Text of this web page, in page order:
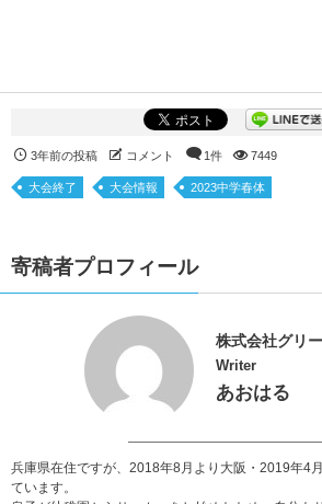
3年前の投稿 コメント 1件 7449
大会終了 大会情報 2023中学春体
寄稿者プロフィール
株式会社グリ
Writer
あおはる
兵庫県在住ですが、2018年8月より大阪・2019年4
ています。